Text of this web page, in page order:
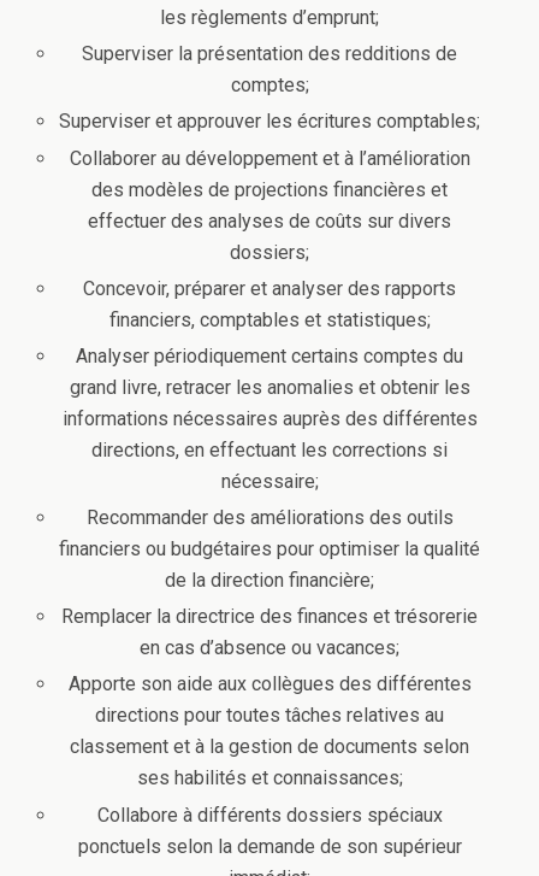
les règlements d’emprunt;
Superviser la présentation des redditions de
comptes;
Superviser et approuver les écritures comptables;
Collaborer au développement et à l’amélioration
des modèles de projections financières et
effectuer des analyses de coûts sur divers
dossiers;
Concevoir, préparer et analyser des rapports
financiers, comptables et statistiques;
Analyser périodiquement certains comptes du
grand livre, retracer les anomalies et obtenir les
informations nécessaires auprès des différentes
directions, en effectuant les corrections si
nécessaire;
Recommander des améliorations des outils
financiers ou budgétaires pour optimiser la qualité
de la direction financière;
Remplacer la directrice des finances et trésorerie
en cas d’absence ou vacances;
Apporte son aide aux collègues des différentes
directions pour toutes tâches relatives au
classement et à la gestion de documents selon
ses habilités et connaissances;
Collabore à différents dossiers spéciaux
ponctuels selon la demande de son supérieur